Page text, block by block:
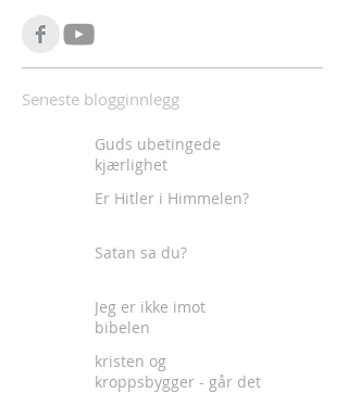
Seneste blogginnlegg
Guds ubetingede
kjærlighet
Er Hitler i Himmelen?
Satan sa du?
Jeg er ikke imot
bibelen
kristen og
kroppsbygger - går det